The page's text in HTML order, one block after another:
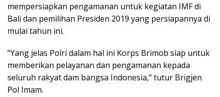
mempersiapkan pengamanan untuk kegiatan IMF di
Bali dan pemilihan Presiden 2019 yang persiapannya di
mulai tahun ini.
“Yang jelas Polri dalam hal ini Korps Brimob siap untuk
memberikan pelayanan dan pengamanan kepada
seluruh rakyat dam bangsa Indonesia,” tutur Brigjen
Pol Imam.